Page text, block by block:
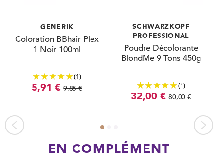
GENERIK
Coloration BBhair Plex
1 Noir 100ml
(1)
5,91 € 9,85 €
SCHWARZKOPF
PROFESSIONAL
Poudre Décolorante
BlondMe 9 Tons 450g
(1)
32,00 € 80,00 €
EN COMPLÉMENT